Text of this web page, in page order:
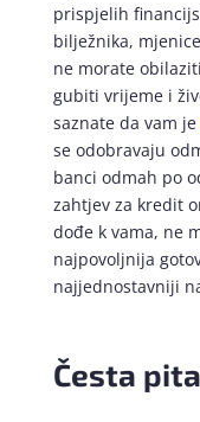
prispjelih
bilježnika,
ne morate
gubiti vrijeme i
saznate da vam je
se odobravaju
banci odmah po
zahtjev za kredit
dođe k vama, ne
najpovoljnija
najjednostavniji
Česta